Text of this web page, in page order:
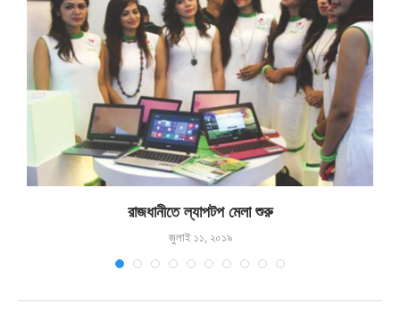
রাজধানীতে ল্যাপটপ মেলা শুরু
জুলাই ১১, ২০১৯